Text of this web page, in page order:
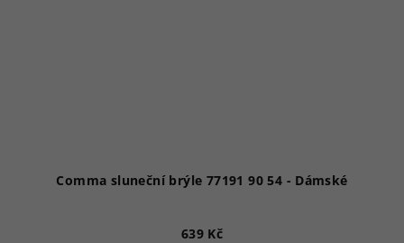
Comma sluneční brýle 77191 90 54 - Dámské
639 Kč